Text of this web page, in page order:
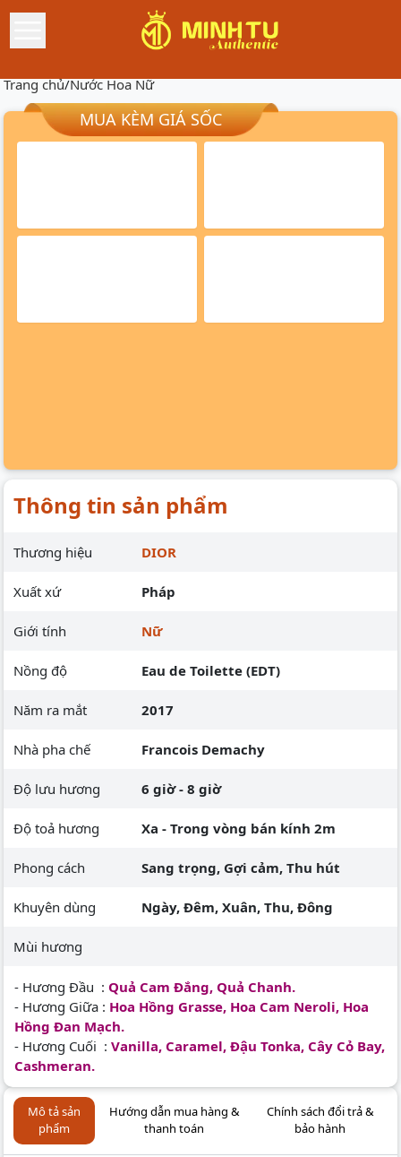
Trang chủ/Nước Hoa Nữ
MUA KÈM GIÁ SỐC
Mô tả sản
phẩm
Hướng dẫn mua hàng &
thanh toán
Chính sách đổi trả &
bảo hành
Thông tin sản phẩm
Thương hiệu DIOR
Xuất xứ Pháp
Giới tính Nữ
Nồng độ Eau de Toilette (EDT)
Năm ra mắt 2017
Nhà pha chế Francois Demachy
Độ lưu hương 6 giờ - 8 giờ
Độ toả hương Xa - Trong vòng bán kính 2m
Phong cách Sang trọng, Gợi cảm, Thu hút
Khuyên dùng Ngày, Đêm, Xuân, Thu, Đông
Mùi hương
- Hương Đầu : Quả Cam Đắng, Quả Chanh.
- Hương Giữa : Hoa Hồng Grasse, Hoa Cam Neroli, Hoa
Hồng Đan Mạch.
- Hương Cuối : Vanilla, Caramel, Đậu Tonka, Cây Cỏ Bay,
Cashmeran.